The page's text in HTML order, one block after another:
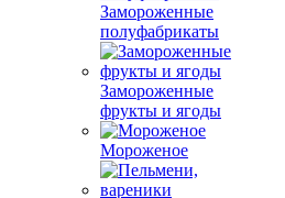
Замороженные
полуфабрикаты
Замороженные
фрукты и ягоды
Мороженое